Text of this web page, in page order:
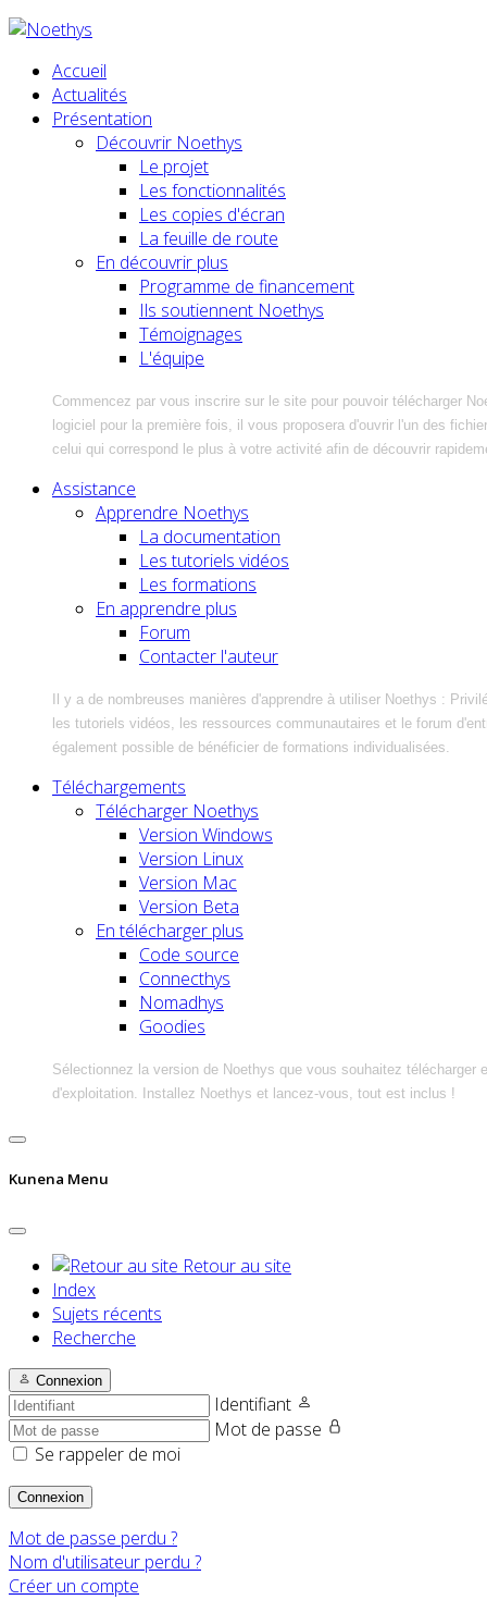
Accueil
Actualités
Présentation
Découvrir Noethys
Le projet
Les fonctionnalités
Les copies d'écran
La feuille de route
En découvrir plus
Programme de financement
Ils soutiennent Noethys
Témoignages
L'équipe
Commencez par vous inscrire sur le site pour pouvoir télécharger
logiciel pour la première fois, il vous proposera d'ouvrir l'un des
celui qui correspond le plus à votre activité afin de découvrir
Assistance
Apprendre Noethys
La documentation
Les tutoriels vidéos
Les formations
En apprendre plus
Forum
Contacter l'auteur
Il y a de nombreuses manières d'apprendre à utiliser Noethys :
les tutoriels vidéos, les ressources communautaires et le forum
également possible de bénéficier de formations individualisées.
Téléchargements
Télécharger Noethys
Version Windows
Version Linux
Version Mac
Version Beta
En télécharger plus
Code source
Connecthys
Nomadhys
Goodies
Sélectionnez la version de Noethys que vous souhaitez télécharger
d'exploitation. Installez Noethys et lancez-vous, tout est inclus !
Kunena Menu
Retour au site
Index
Sujets récents
Recherche
Connexion
Identifiant
Mot de passe
Se rappeler de moi
Connexion
Mot de passe perdu ?
Nom d'utilisateur perdu ?
Créer un compte